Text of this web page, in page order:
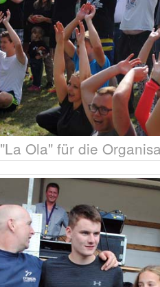
"La Ola" für die